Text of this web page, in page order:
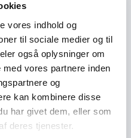
vores indhold og
til sociale medier og til
også oplysninger om
vores partnere inden
og
kan kombinere disse
har givet dem, eller som
deres tjenester.
og samfundet.
Viemose som
er en oplevelse, der
Hun leverer: